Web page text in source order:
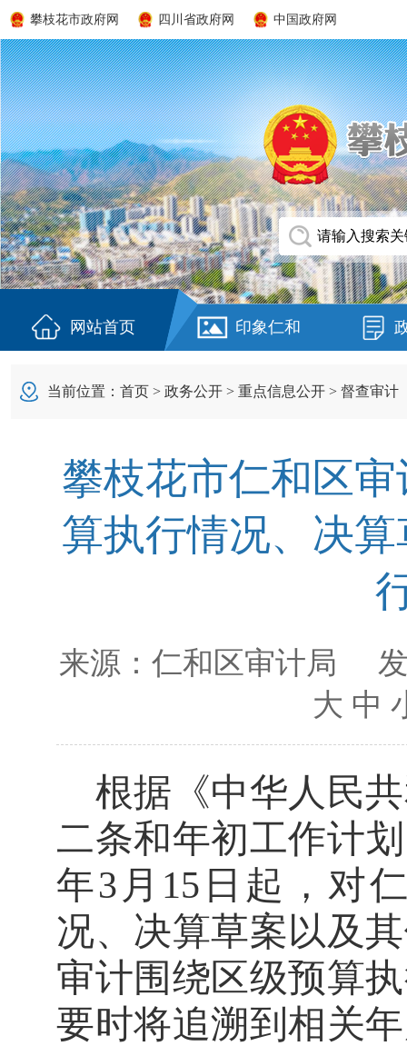
攀枝花市政府网 四川省政府网 中国政府网
网站首页 印象仁和
当前位置： 首页 > 政务公开 > 重点信息公开 > 督查审计
攀枝花市仁和区
算执行情况、决
来源： 仁和区审计局 发
大 中
根据《中华人民
二条和年初工作计
年3 月 15 日起，对
况、决算草案以及
审计围绕区级预算
要时将追溯到相关